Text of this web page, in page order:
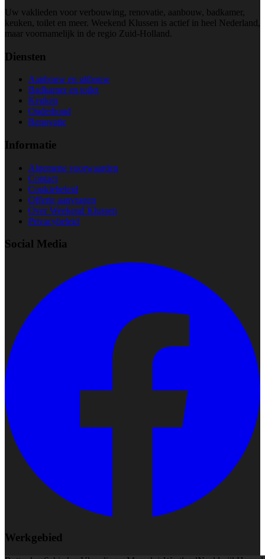
Uw vaklieden voor verbouwing, renovatie, aanbouw, badkamer,
keuken, toilet en meer. Weekend Klussen is actief in heel Nederland,
maar voornamelijk in de regio Zuid-Holland.
Diensten
Aanbouw en uitbouw
Badkamer en toilet
Keuken
Onderhoud
Renovatie
Informatie
Algemene voorwaarden
Contact
Cookiebeleid
Offerte aanvragen
Over Weekend Klussen
Privacybeleid
Social Media
Werkgebied